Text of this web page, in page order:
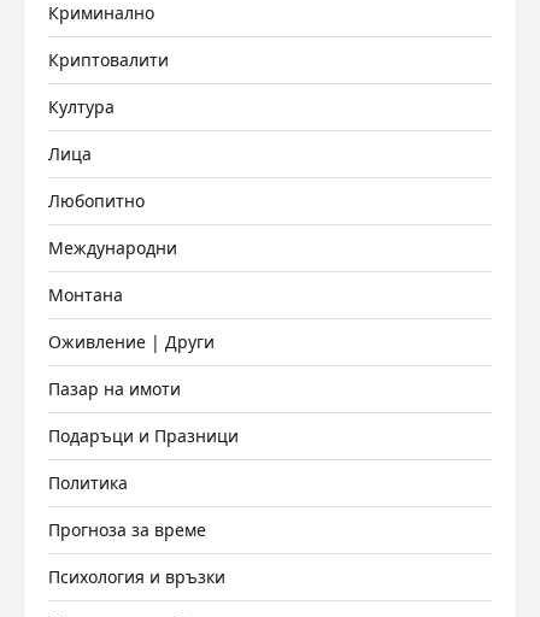
Криминално
Криптовалити
Култура
Лица
Любопитно
Международни
Монтана
Оживление | Други
Пазар на имоти
Подаръци и Празници
Политика
Прогноза за време
Психология и връзки